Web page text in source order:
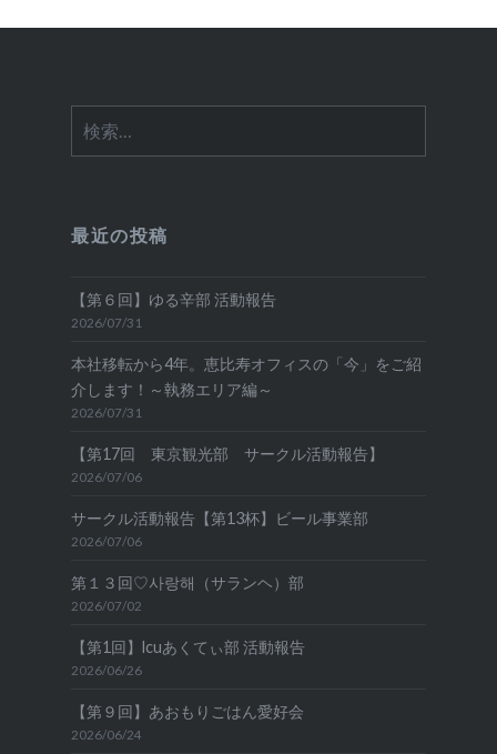
ン
索:
最近の投稿
【第６回】ゆる辛部 活動報告
2026/07/31
本社移転から4年。恵比寿オフィスの「今」をご紹
介します！～執務エリア編～
2026/07/31
【第17回 東京観光部 サークル活動報告】
2026/07/06
サークル活動報告【第13杯】ビール事業部
2026/07/06
第１３回♡사랑해（サランヘ）部
2026/07/02
【第1回】lcuあくてぃ部 活動報告
2026/06/26
【第９回】あおもりごはん愛好会
2026/06/24